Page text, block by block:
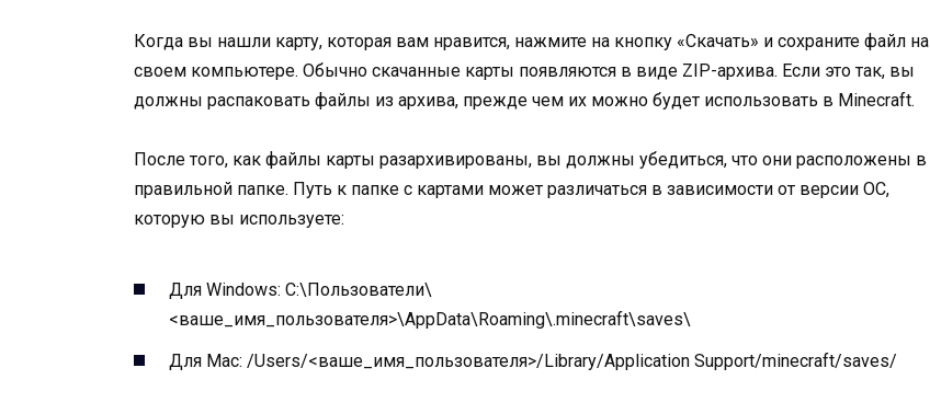
Когда вы нашли карту, которая вам нравится, нажмите на кнопку «Скачать» и сохраните файл на
своем компьютере. Обычно скачанные карты появляются в виде ZIP-архива. Если это так, вы
должны распаковать файлы из архива, прежде чем их можно будет использовать в Minecraft.
После того, как файлы карты разархивированы, вы должны убедиться, что они расположены в
правильной папке. Путь к папке с картами может различаться в зависимости от версии ОС,
которую вы используете:
Для Windows: C:\Пользователи\
<ваше_имя_пользователя>\AppData\Roaming\.minecraft\saves\
Для Mac: /Users/<ваше_имя_пользователя>/Library/Application Support/minecraft/saves/